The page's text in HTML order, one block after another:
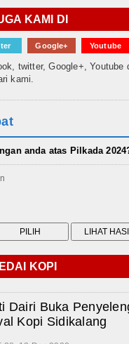
KAMI DI
Google+ Youtube
twitter, Google+, Youtube
kami.
anda atas Pilkada
KOPI
Dairi Buka
Kopi Sidikalang